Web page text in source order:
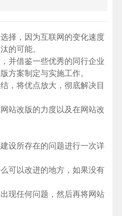
择，因为互联网的变化速度
的可能。
并借鉴一些优秀的同行企业
方案制定与实施工作。
，将优点放大，彻底解决目
站改版的力度以及在网站改
设所存在的问题进行一次详
可以改进的地方，如果没有
现任何问题，然后再将网站